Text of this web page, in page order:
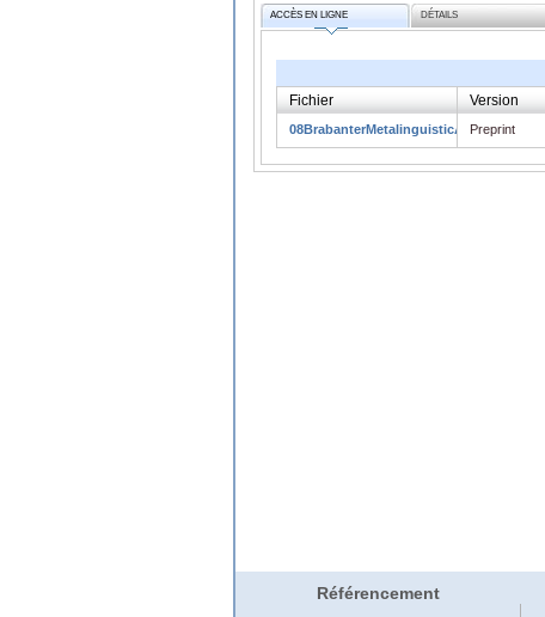
ACCÈS EN LIGNE DÉTAILS
Fichier Version
08BrabanterMetalinguisticAnaphora.pdf
Preprint
Référencement